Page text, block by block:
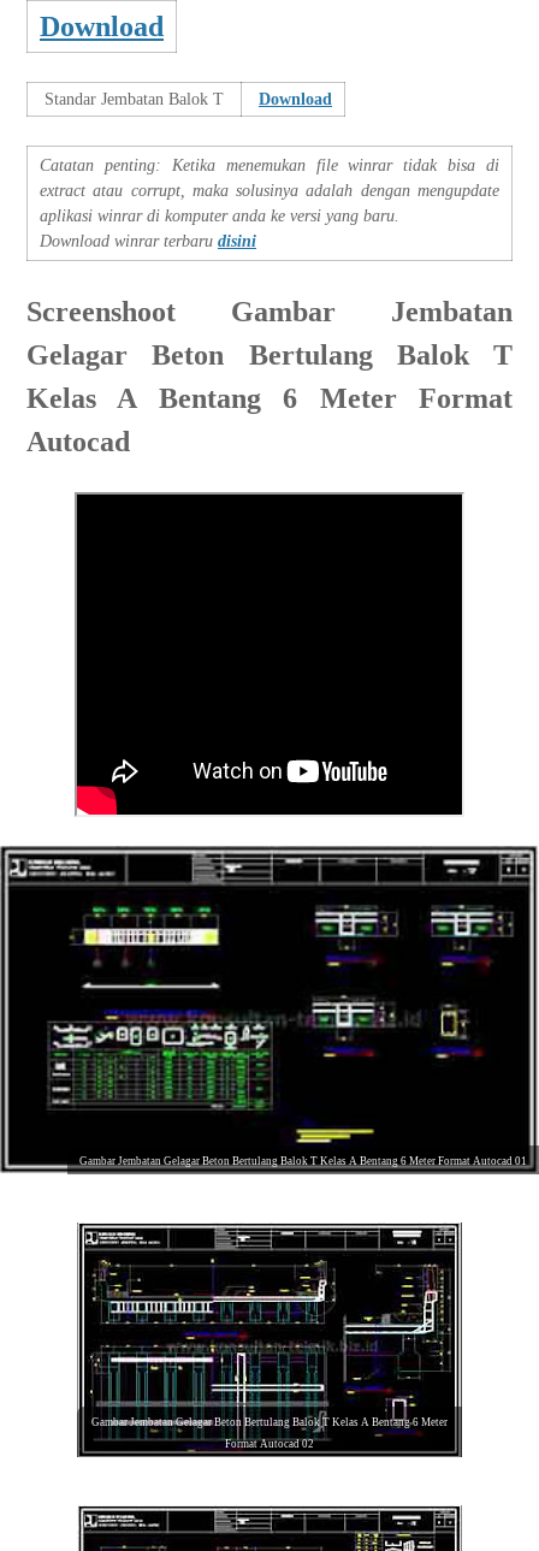
Download
Standar Jembatan Balok T Download
Catatan penting: Ketika menemukan file winrar tidak bisa di
extract atau corrupt, maka solusinya adalah dengan mengupdate
aplikasi winrar di komputer anda ke versi yang baru.
Download winrar terbaru disini
Screenshoot Gambar Jembatan
Gelagar Beton Bertulang Balok T
Kelas A Bentang 6 Meter Format
Autocad
Gambar Jembatan Gelagar Beton Bertulang Balok T Kelas A Bentang 6 Meter Format Autocad 01
Gambar Jembatan Gelagar Beton Bertulang Balok T Kelas A Bentang 6 Meter
Format Autocad 02